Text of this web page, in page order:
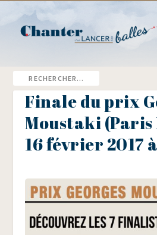
Finale du prix
Moustaki
16 février 2017